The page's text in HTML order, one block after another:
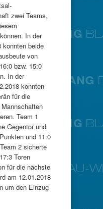
zwei Teams,
In der
konnten beide
von
bzw. 15:0
In der
konnten
für die
Team 1
Gegentor und
und 11:0
2 sicherte
Toren
für die nächste
am 12.01.2018
um den Einzug